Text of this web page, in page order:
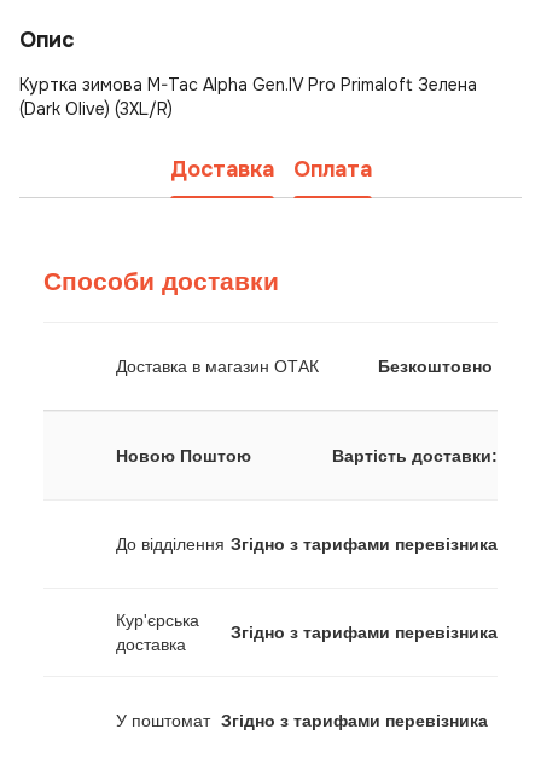
Опис
Куртка зимова M-Tac Alpha Gen.IV Pro Primaloft Зелена
(Dark Olive) (3XL/R)
Доставка Оплата
Способи доставки
Доставка в магазин ОТАК Безкоштовно
Новою Поштою Вартість доставки:
До відділення Згідно з тарифами перевізника
Кур'єрська
доставка
Згідно з тарифами перевізника
У поштомат Згідно з тарифами перевізника